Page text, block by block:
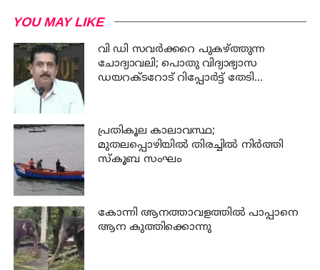
YOU MAY LIKE
വി ഡി സവര്‍ക്കറെ പുകഴ്ത്തുന്ന
ചോദ്യാവലി; പൊതു വിദ്യാഭ്യാസ
ഡയറക്ടറോട് റിപ്പോര്‍ട്ട് തേടി
പ്രതികൂല കാലാവസ്ഥ;
മുതലപ്പൊഴിയില്‍ തിരച്ചില്‍ നിര്‍ത്തി
സ്കൂബ സംഘം
കോന്നി ആനത്താവളത്തില്‍ പാപ്പാനെ
ആന കുത്തിക്കൊന്നു